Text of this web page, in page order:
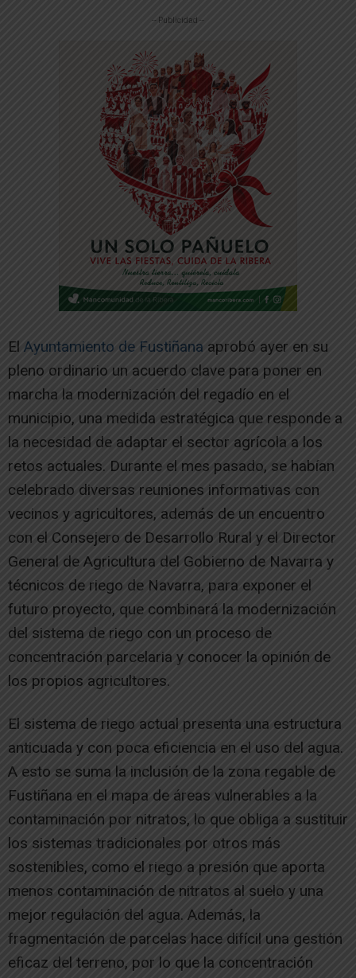
-- Publicidad --
El Ayuntamiento de Fustiñana aprobó ayer en su
pleno ordinario un acuerdo clave para poner en
marcha la modernización del regadío en el
municipio, una medida estratégica que responde a
la necesidad de adaptar el sector agrícola a los
retos actuales. Durante el mes pasado, se habían
celebrado diversas reuniones informativas con
vecinos y agricultores, además de un encuentro
con el Consejero de Desarrollo Rural y el Director
General de Agricultura del Gobierno de Navarra y
técnicos de riego de Navarra, para exponer el
futuro proyecto, que combinará la modernización
del sistema de riego con un proceso de
concentración parcelaria y conocer la opinión de
los propios agricultores.
El sistema de riego actual presenta una estructura
anticuada y con poca eficiencia en el uso del agua.
A esto se suma la inclusión de la zona regable de
Fustiñana en el mapa de áreas vulnerables a la
contaminación por nitratos, lo que obliga a sustituir
los sistemas tradicionales por otros más
sostenibles, como el riego a presión que aporta
menos contaminación de nitratos al suelo y una
mejor regulación del agua. Además, la
fragmentación de parcelas hace difícil una gestión
eficaz del terreno, por lo que la concentración